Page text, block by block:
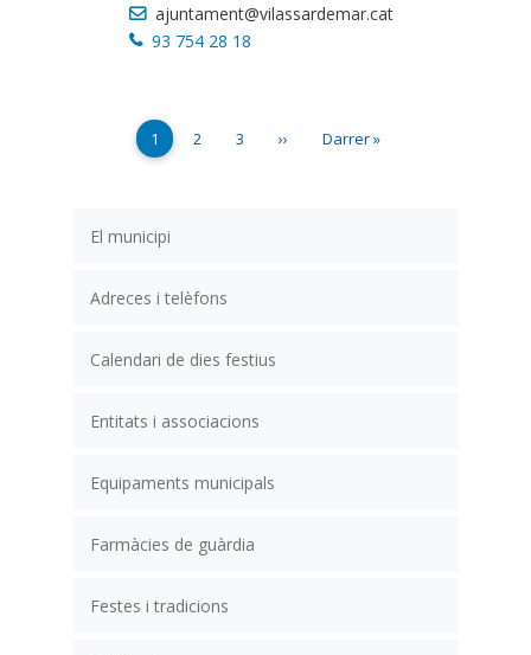
El municipi
Adreces i telèfons
Calendari de dies festius
Entitats i associacions
Equipaments municipals
Farmàcies de guàrdia
Festes i tradicions
ajuntament@vilassardemar.cat
93 754 28 18
PaginacióPàgina actual
1 Page
2 Page
3 Pàgina següent
›› Última pàgina
Darrer »